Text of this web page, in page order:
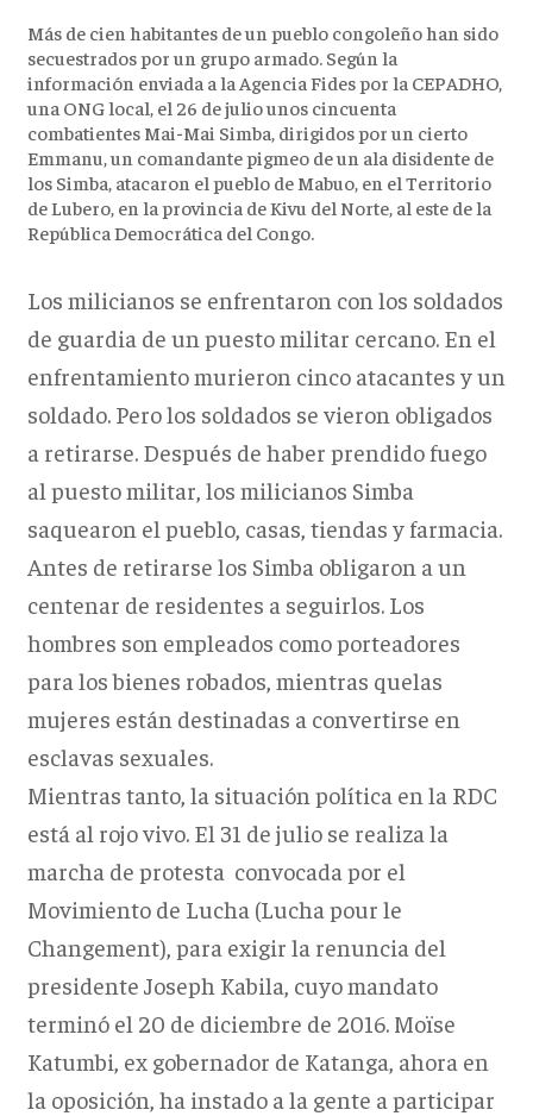
Más de cien habitantes de un pueblo congoleño han sido
secuestrados por un grupo armado. Según la
información enviada a la Agencia Fides por la CEPADHO,
una ONG local, el 26 de julio unos cincuenta
combatientes Mai-Mai Simba, dirigidos por un cierto
Emmanu, un comandante pigmeo de un ala disidente de
los Simba, atacaron el pueblo de Mabuo, en el Territorio
de Lubero, en la provincia de Kivu del Norte, al este de la
República Democrática del Congo.
Los milicianos se enfrentaron con los soldados
de guardia de un puesto militar cercano. En el
enfrentamiento murieron cinco atacantes y un
soldado. Pero los soldados se vieron obligados
a retirarse. Después de haber prendido fuego
al puesto militar, los milicianos Simba
saquearon el pueblo, casas, tiendas y farmacia.
Antes de retirarse los Simba obligaron a un
centenar de residentes a seguirlos. Los
hombres son empleados como porteadores
para los bienes robados, mientras quelas
mujeres están destinadas a convertirse en
esclavas sexuales.
Mientras tanto, la situación política en la RDC
está al rojo vivo. El 31 de julio se realiza la
marcha de protesta convocada por el
Movimiento de Lucha (Lucha pour le
Changement), para exigir la renuncia del
presidente Joseph Kabila, cuyo mandato
terminó el 20 de diciembre de 2016. Moïse
Katumbi, ex gobernador de Katanga, ahora en
la oposición, ha instado a la gente a participar